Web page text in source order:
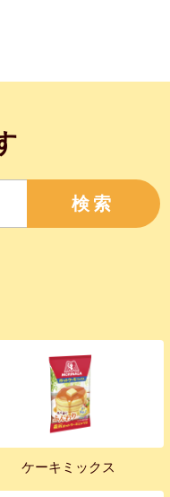
検索
ケーキミックス